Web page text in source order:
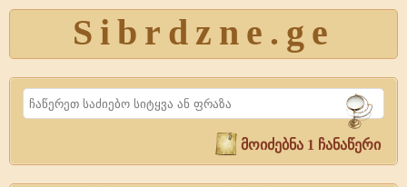
Sibrdzne.ge
Search
მოიძებნა 1 ჩანაწერი